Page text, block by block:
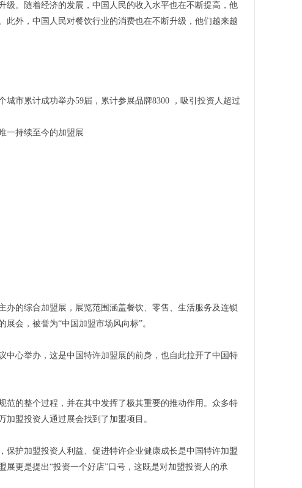
。随着经济的发展，中国人民的收入水平也在不断提高，他
外，中国人民对餐饮行业的消费也在不断升级，他们越来越
市累计成功举办59届，累计参展品牌8300 ，吸引投资人超过
一持续至今的加盟展
办的综合加盟展，展览范围涵盖餐饮、零售、生活服务及连锁
会，被誉为“中国加盟市场风向标”。
中心举办，这是中国特许加盟展的前身，也自此拉开了中国特
范的整个过程，并在其中发挥了极其重要的推动作用。众多特
盟投资人通过展会找到了加盟项目。
护加盟投资人利益、促进特许企业健康成长是中国特许加盟
更是提出“投资一个好店”口号，这既是对加盟投资人的承